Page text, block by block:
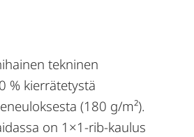
tekninen
% kierrätetystä
(180 g/m²).
on 1×1-rib-kaulus